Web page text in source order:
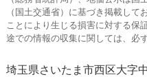
（国土交通省）に基づき掲載し
ことにより生じる損害に対する保
途での情報の収集に関しては、必
埼玉県さいたま市西区大字